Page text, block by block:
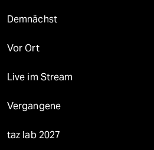
Demnächst
Vor Ort
Live im Stream
Vergangene
taz lab 2027